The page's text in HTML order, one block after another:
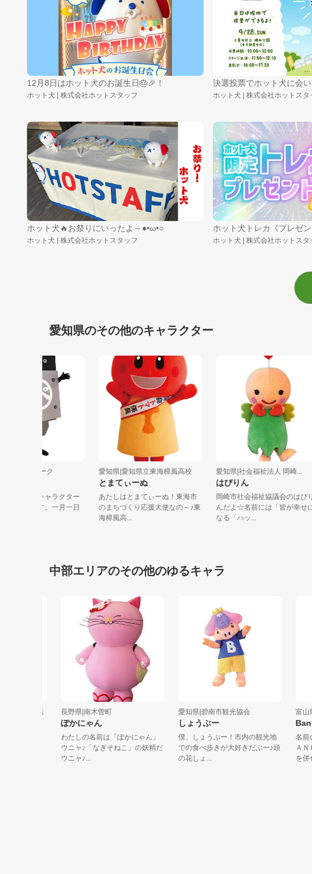
12月8日はホット犬のお誕生日🎂🎉！
ホット犬 | 株式会社ホットスタッフ ホット犬 | 株式会社ホットスタ
ホット犬🔥お祭りにいったよ～●•ω•○
ホット犬 | 株式会社ホットスタッフ
ホット犬トレカ《プレゼン
ホット犬 | 株式会社ホットスタ
愛知県のその他のキャラクター
愛知県|えびせんパーク
えびせんパークのキャラクター
の「ぺったん」です。一月一日
愛知県|愛知県立東海樟風高校
とまてぃーぬ
あたしはとまてぃーぬ！東海市
のまちづくり応援大使なの～♪東
海樟風高...
愛知県|社会福祉法人
はぴりん
岡崎市社会福祉協議
んだよ☆名前には「
なる「ハッ...
中部エリアのその他のゆるキャラ
長野県|南木曽町
ぽかにゃん
わたしの名前は「ぽかにゃん」
ウニャ♪「なぎそねこ」の妖精だ
ウニャ♪...
愛知県|碧南市観光協会
しょうぶー
僕、しょうぶー！市内の観光地
での食べ歩きが大好きだぶー♪頭
の花しょ...
富山県|富山
Bankenト
名前の由来
ＡＮＫ」と
を併せた「...